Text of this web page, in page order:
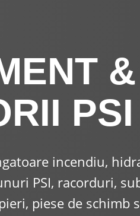
&
PSI
incendiu,
PSI, racorduri,
piese de schimb